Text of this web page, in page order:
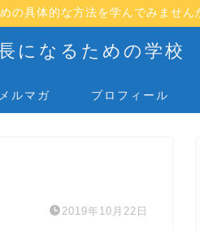
の具体的な方法を学んでみません
になるための学校
ルマガ プロフィール
2019年10月22日